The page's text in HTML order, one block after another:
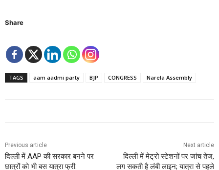
Share
TAGS aam aadmi party BJP CONGRESS Narela Assembly
Previous article
दिल्ली में AAP की सरकार बनने पर
छात्रों को भी बस यात्रा फ्री.
Next article
दिल्ली में मेट्रो स्टेशनों पर जांच तेज,
लग सकती है लंबी लाइन; यात्रा से पहले